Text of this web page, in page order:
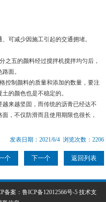
可减少因施工引起的交通拥堵。
五的颜料经过搅拌机搅拌均匀后，
面。
制颜料的质量和添加的数量，要注
的颜色也是不稳定的。
来越坚固，而传统的沥青已经达不
，不仅防滑而且使用期限也很长，
发表日期：2021/6/4 浏览次数：2206
个 下一个 返回列表
备案：鲁ICP备12012566号-5 技术支